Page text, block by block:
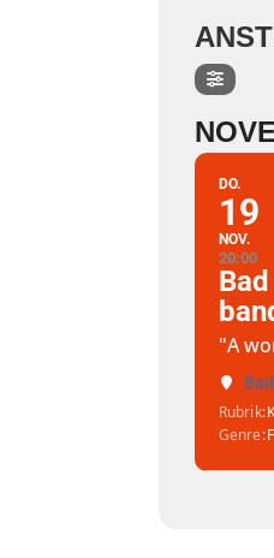
DO.
19
NOV.
20:00
"A
Rubrik
Genre